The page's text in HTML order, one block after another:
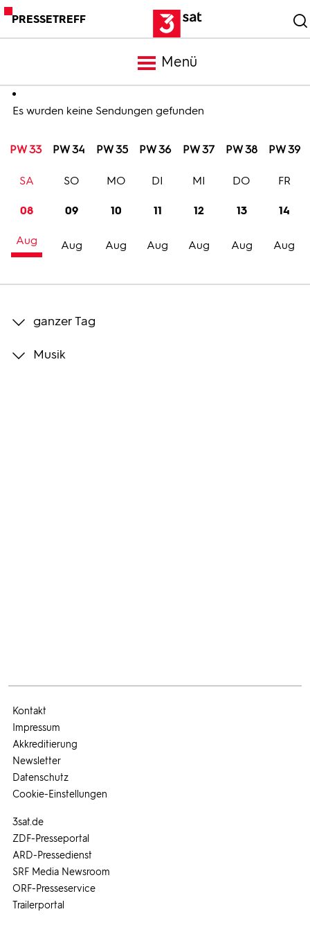
PRESSETREFF
Menü
Meldungen
Programm
Trailer
Bilder
Es wurden keine Sendungen gefunden
PW 33 PW 34 PW 35 PW 36 PW 37 PW 38 PW 39
08
Aug
SA
09
Aug
SO
10
Aug
MO
11
Aug
DI
12
Aug
MI
13
Aug
DO
14
Aug
FR
ganzer Tag
Musik
3sat.de
ZDF-Presseportal
ARD-Pressedienst
SRF Media Newsroom
ORF-Presseservice
Trailerportal
Kontakt
Impressum
Akkreditierung
Newsletter
Datenschutz
Cookie-Einstellungen